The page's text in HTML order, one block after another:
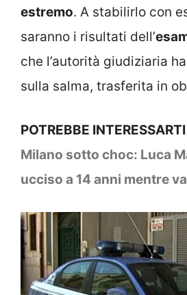
estremo. A stabilirlo con
saranno i risultati dell’
che l’autorità giudiziaria
sulla salma, trasferita in
POTREBBE
Milano sotto choc: Luca
ucciso a 14 anni mentre